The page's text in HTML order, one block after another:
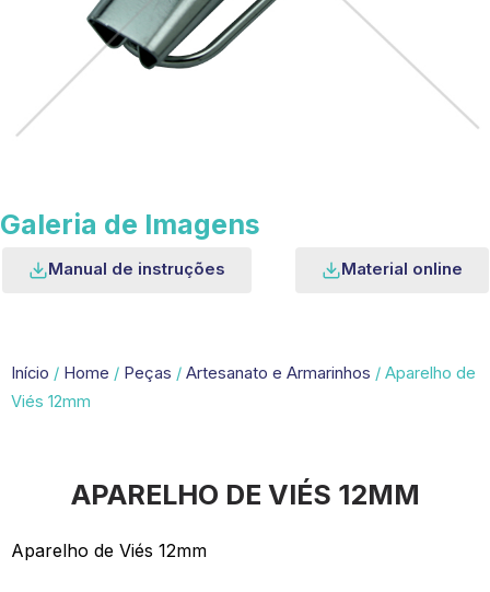
Galeria de Imagens
Manual de instruções Material online
Início / Home / Peças / Artesanato e Armarinhos / Aparelho de
Viés 12mm
APARELHO DE VIÉS 12MM
Aparelho de Viés 12mm